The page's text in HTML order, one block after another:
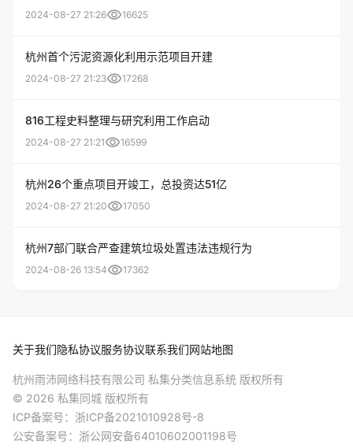
2024-08-27 21:26visibility16625
杭州首个污泥资源化利用示范项目开建
2024-08-27 21:23visibility17268
816工程史料整理与研究利用工作启动
2024-08-27 21:21visibility16599
杭州26个重点项目开竣工，总投资达51亿
2024-08-27 21:20visibility17050
杭州7部门联合严查建筑垃圾处置违法违规行为
2024-08-26 13:54visibility17362
关于我们隐私协议服务协议联系我们网站地图
杭州雨沛网络科技有限公司 私集分类信息系统 版权所有
© 2026 私集同城 版权所有
ICP备案号： 浙ICP备2021010928号-8
公安备案号： 浙公网安备64010602001198号